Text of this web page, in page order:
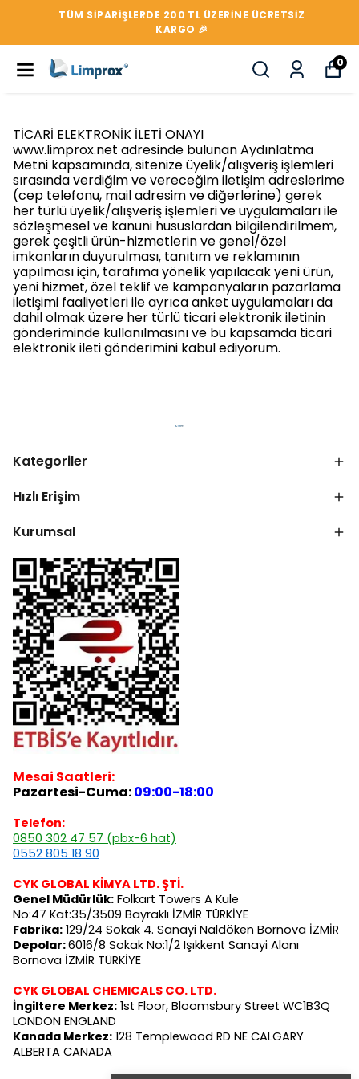
TÜM SIPARIŞLERDE 200 TL ÜZERİNE ÜCRETSİZ
KARGO 🎉
0
TİCARİ ELEKTRONİK İLETİ ONAYI
www.limprox.net adresinde bulunan Aydınlatma
Metni kapsamında, sitenize üyelik/alışveriş işlemleri
sırasında verdiğim ve vereceğim iletişim adreslerime
(cep telefonu, mail adresim ve diğerlerine) gerek
her türlü üyelik/alışveriş işlemleri ve uygulamaları ile
sözleşmesel ve kanuni hususlardan bilgilendirilmem,
gerek çeşitli ürün-hizmetlerin ve genel/özel
imkanların duyurulması, tanıtım ve reklamının
yapılması için, tarafıma yönelik yapılacak yeni ürün,
yeni hizmet, özel teklif ve kampanyaların pazarlama
iletişimi faaliyetleri ile ayrıca anket uygulamaları da
dahil olmak üzere her türlü ticari elektronik iletinin
gönderiminde kullanılmasını ve bu kapsamda ticari
elektronik ileti gönderimini kabul ediyorum.
Kategoriler
Hızlı Erişim
Kurumsal
Mesai Saatleri:
Pazartesi-Cuma:09:00-18:00
Telefon:
0850 302 47 57 (pbx-6 hat)
0552 805 18 90
CYK GLOBAL KİMYA LTD. ŞTİ.
Genel Müdürlük: Folkart Towers A Kule
No:47 Kat:35/3509 Bayraklı İZMİR TÜRKİYE
Fabrika: 129/24 Sokak 4. Sanayi Naldöken Bornova İZMİR
Depolar:6016/8 Sokak No:1/2 Işıkkent Sanayi Alanı
Bornova İZMİR TÜRKİYE
CYK GLOBAL CHEMICALS CO. LTD.
İngiltere Merkez: 1st Floor, Bloomsbury Street WC1B3Q
LONDON ENGLAND
Kanada Merkez: 128 Templewood RD NE CALGARY
ALBERTA CANADA